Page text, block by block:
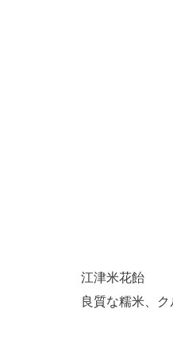
江津米花飴
良質な糯米、